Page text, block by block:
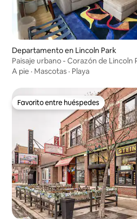
Departamento en Lincoln Park
Paisaje urbano - Corazón de Lincoln
A pie · Mascotas · Playa
Favorito entre huéspedes
Favorito entre huéspedes